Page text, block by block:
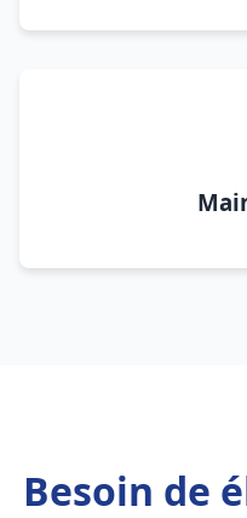
Besoin de